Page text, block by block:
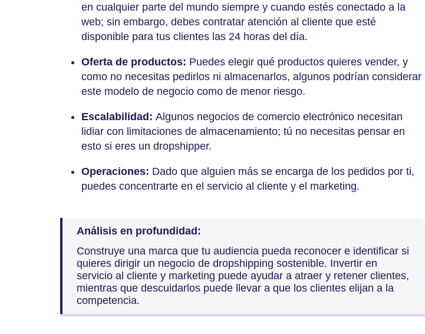
en cualquier parte del mundo siempre y cuando estés conectado a la
web; sin embargo, debes contratar atención al cliente que esté
disponible para tus clientes las 24 horas del día.
Oferta de productos: Puedes elegir qué productos quieres vender, y
como no necesitas pedirlos ni almacenarlos, algunos podrían considerar
este modelo de negocio como de menor riesgo.
Escalabilidad: Algunos negocios de comercio electrónico necesitan
lidiar con limitaciones de almacenamiento; tú no necesitas pensar en
esto si eres un dropshipper.
Operaciones: Dado que alguien más se encarga de los pedidos por ti,
puedes concentrarte en el servicio al cliente y el marketing.
Análisis en profundidad:
Construye una marca que tu audiencia pueda reconocer e identificar si
quieres dirigir un negocio de dropshipping sostenible. Invertir en
servicio al cliente y marketing puede ayudar a atraer y retener clientes,
mientras que descuidarlos puede llevar a que los clientes elijan a la
competencia.